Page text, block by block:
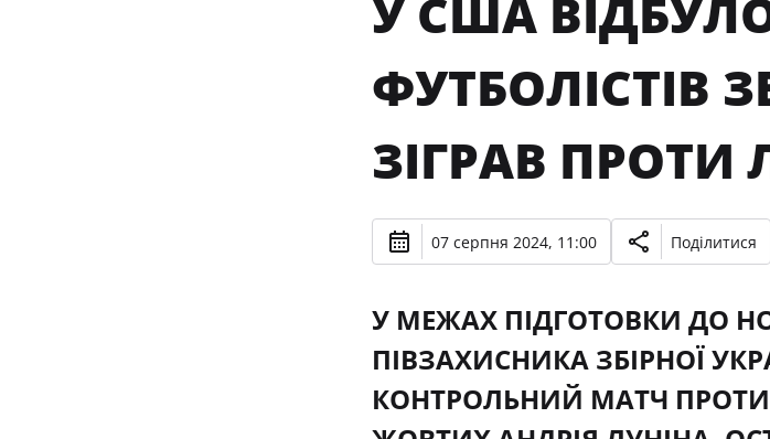
У США
ФУТБОЛІСТІВ
ЗІГРАВ ПРОТИ
07 серпня 2024, 11:00 Поділитися
У МЕЖАХ ПІДГОТОВКИ ДО
ПІВЗАХИСНИКА ЗБІРНОЇ
КОНТРОЛЬНИЙ МАТЧ ПРОТИ